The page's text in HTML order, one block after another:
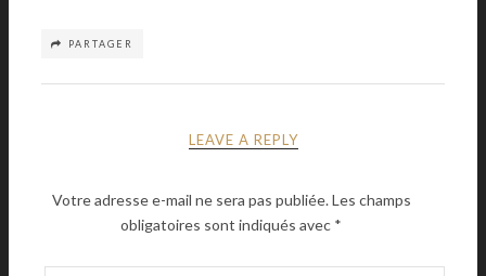
PARTAGER
LEAVE A REPLY
Votre adresse e-mail ne sera pas publiée.Les champs
obligatoires sont indiqués avec *